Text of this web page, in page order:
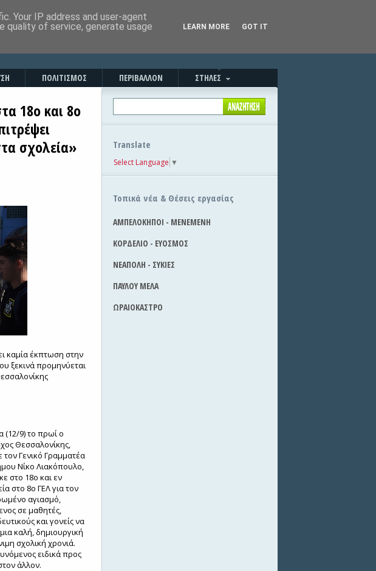
ΠΟΛΙΤΙΣΜΟΣ ΠΕΡΙΒΑΛΛΟΝ ΣΤΗΛΕΣ
18ο και 8ο
σχολεία»
καμία έκπτωση στην
ξεκινά προμηνύεται
(12/9) το πρωί ο
Θεσσαλονίκης,
τον Γενικό Γραμματέα
Νίκο Λιακόπουλο,
στο 18ο και εν
στο 8ο ΓΕΛ για τον
αγιασμό,
σε μαθητές,
και γονείς να
καλή, δημιουργική
σχολική χρονιά.
ειδικά προς
άλλον.
Translate
Select Language ▼
Τοπικά νέα & Θέσεις εργασίας
ΑΜΠΕΛΟΚΗΠΟΙ - ΜΕΝΕΜΕΝΗ
ΚΟΡΔΕΛΙΟ - ΕΥΟΣΜΟΣ
ΝΕΑΠΟΛΗ - ΣΥΚΙΕΣ
ΠΑΥΛΟΥ ΜΕΛΑ
ΩΡΑΙΟΚΑΣΤΡΟ
Your IP address and user-agent
quality of service, generate usage
LEARN MORE GOT IT